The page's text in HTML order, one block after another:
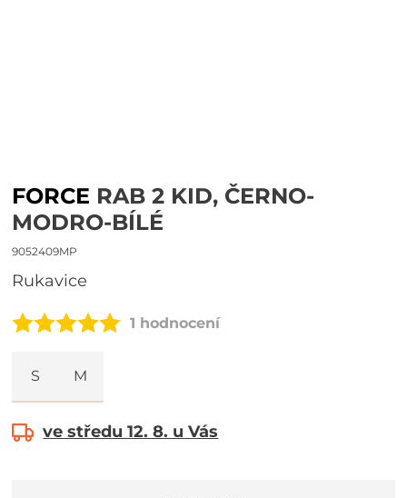
FORCE RAB 2 KID, ČERNO-
MODRO-BÍLÉ
9052409MP
rukavice
1 hodnocení
S M
ve středu 12. 8. u Vás